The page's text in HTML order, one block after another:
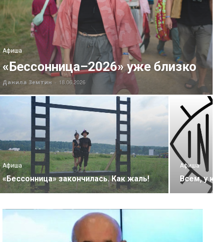
Афиша
«Бессонница–2026» уже близко
Данила Земтин - 18.06.2026
Афиша
«Бессонница» закончилась. Как жаль!
Афиша
Всем, у